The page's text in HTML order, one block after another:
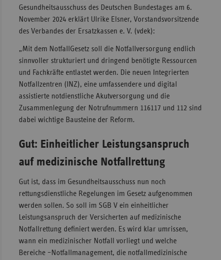
Gesundheitsausschuss des Deutschen Bundestages am 6.
November 2024 erklärt Ulrike Elsner, Vorstandsvorsitzende
des Verbandes der Ersatzkassen e. V. (vdek):
„Mit dem NotfallGesetz soll die Notfallversorgung endlich
sinnvoller strukturiert und dringend benötigte Ressourcen
und Fachkräfte entlastet werden. Die neuen Integrierten
Notfallzentren (INZ), eine umfassendere und digital
assistierte notdienstliche Akutversorgung und die
Zusammenlegung der Notrufnummern 116117 und 112 sind
dabei wichtige Bausteine der Reform.
Gut: Einheitlicher Leistungsanspruch
auf medizinische Notfallrettung
Gut ist, dass im Gesundheitsausschuss nun noch
rettungsdienstliche Regelungen im Gesetz aufgenommen
werden sollen. So soll im SGB V ein einheitlicher
Leistungsanspruch der Versicherten auf medizinische
Notfallrettung definiert werden. Es wird klar umrissen,
wann ein medizinischer Notfall vorliegt und welche
Bereiche –Notfallmanagement, die notfallmedizinische